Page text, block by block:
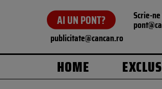
AI UN PONT? Scrie-
publicitate@cancan.ro
HOME